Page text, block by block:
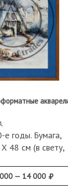
е годы. Бумага,
48 см (в свету,
паспарту
— 14 000